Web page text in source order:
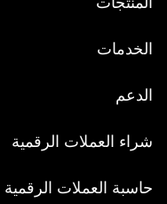
الخدمات
الدعم
شراء العملات الرقمية
حاسبة العملات الرقمية